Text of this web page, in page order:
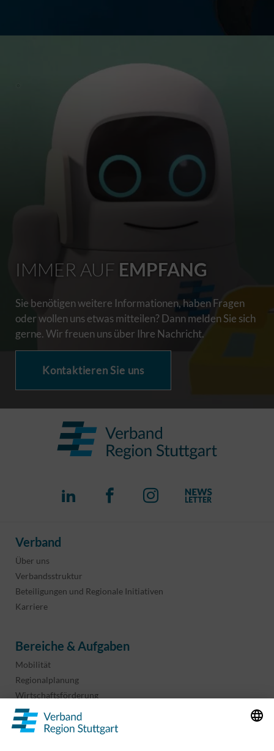
IMMER AUF EMPFANG
Sie benötigen weitere Informationen, haben Fragen
oder wollen uns etwas mitteilen? Dann melden Sie sich
gerne. Wir freuen uns über Ihre Nachricht.
Kontaktieren Sie uns
Verband
Über uns
Verbandsstruktur
Beteiligungen und Regionale Initiativen
Karriere
Bereiche & Aufgaben
Mobilität
Regionalplanung
Wirtschaftsförderung
Sport und Kultur